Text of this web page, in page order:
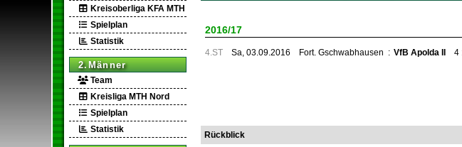
Kreisoberliga KFA MTH
Spielplan
Statistik
2.Männer
Team
Kreisliga MTH Nord
Spielplan
Statistik
2016/17
4.ST Sa, 03.09.2016 Fort. Gschwabhausen : VfB Apolda II 4
Rückblick